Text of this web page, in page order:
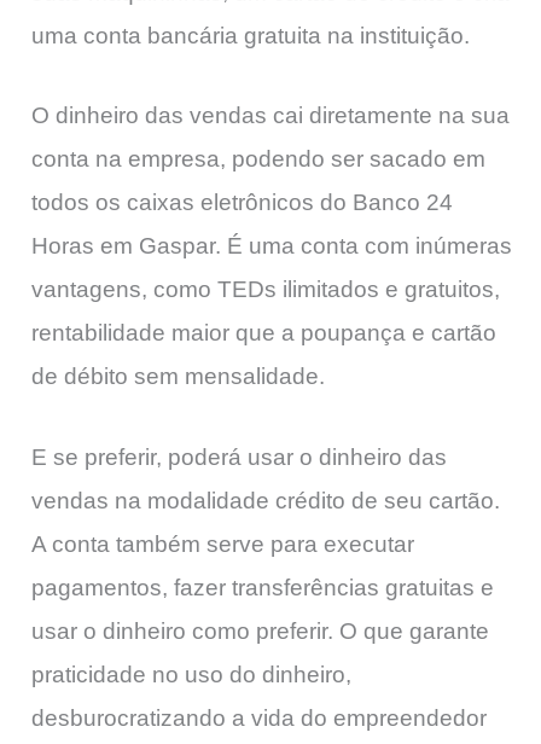
uma conta bancária gratuita na instituição.
O dinheiro das vendas cai diretamente na sua
conta na empresa, podendo ser sacado em
todos os caixas eletrônicos do Banco 24
Horas em Gaspar. É uma conta com inúmeras
vantagens, como TEDs ilimitados e gratuitos,
rentabilidade maior que a poupança e cartão
de débito sem mensalidade.
E se preferir, poderá usar o dinheiro das
vendas na modalidade crédito de seu cartão.
A conta também serve para executar
pagamentos, fazer transferências gratuitas e
usar o dinheiro como preferir. O que garante
praticidade no uso do dinheiro,
desburocratizando a vida do empreendedor